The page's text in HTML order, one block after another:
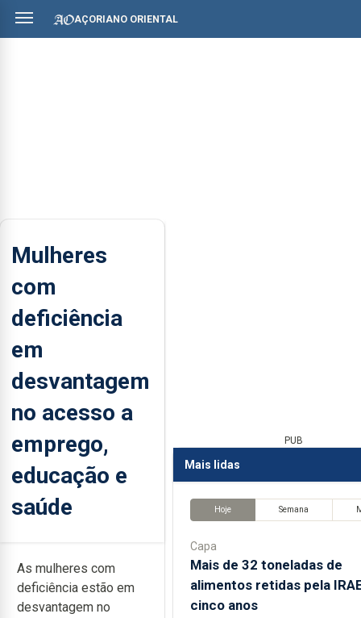
AÇORIANO ORIENTAL
Mulheres
com
deficiência
em
desvantagem
no acesso a
emprego,
educação e
saúde
As mulheres com
deficiência estão em
desvantagem no
PUB
Mais lidas
Hoje Semana
Capa
Mais de 32 toneladas de
alimentos retidas pela
cinco anos